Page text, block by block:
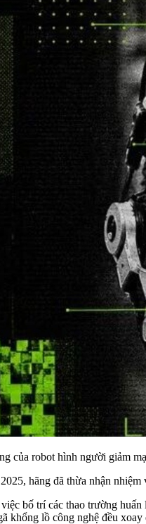
của robot hình người giảm
hãng đã thừa nhận
bố trí các thao trường
khổng lồ công nghệ đều